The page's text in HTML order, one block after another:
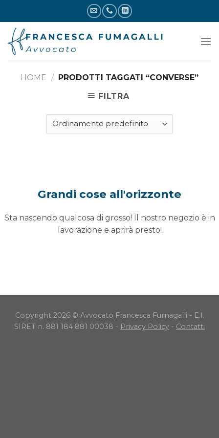
content
HOME / PRODOTTI TAGGATI “CONVERSE”
FILTRA
Grandi cose all'orizzonte
Sta nascendo qualcosa di grosso! Il nostro negozio è in
lavorazione e aprirà presto!
Copyright 2026 © Avvocato Francesca Fumagalli - E.I.
SIRET n. 881 184 881 00038 - Privacy Policy - Contatti